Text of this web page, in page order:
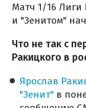
Матч 1/16
и "Зенитом"
Что не так с
Ракицкого в
Ярослав
"Зенит" в